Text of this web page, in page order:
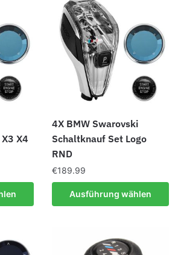
X4
4X BMW Swarovski
Schaltknauf Set Logo
RND
€189.99
Ausführung wählen
Dieses
Produkt
Varianten